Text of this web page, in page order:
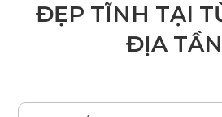
ĐẸP TĨNH TẠI
ĐỊA